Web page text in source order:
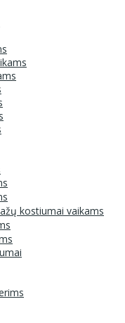
kostiumai vaikams